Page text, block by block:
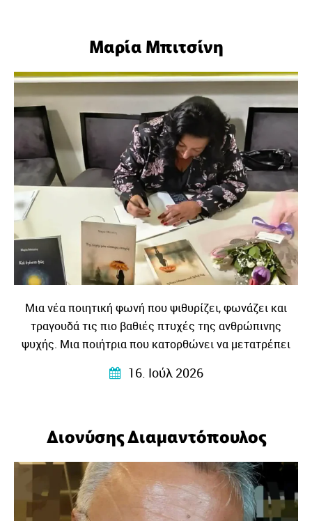
Μαρία Μπιτσίνη
Μια νέα ποιητική φωνή που ψιθυρίζει, φωνάζει και
τραγουδά τις πιο βαθιές πτυχές της ανθρώπινης
ψυχής. Μια ποιήτρια που κατορθώνει να μετατρέπει
στοχασμούς της σε στίχους που αγγίζουν, ταράζουν και
16. Ιούλ 2026
Διονύσης Διαμαντόπουλος